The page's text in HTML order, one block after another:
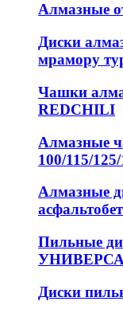
Алмазные
Диски
мрамору
Чашки
REDCHILI
Алмазные
100/115/
Алмазные
Пильные
Диски